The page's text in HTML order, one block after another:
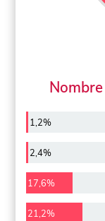
1,2%
2,4%
17,6%
21,2%